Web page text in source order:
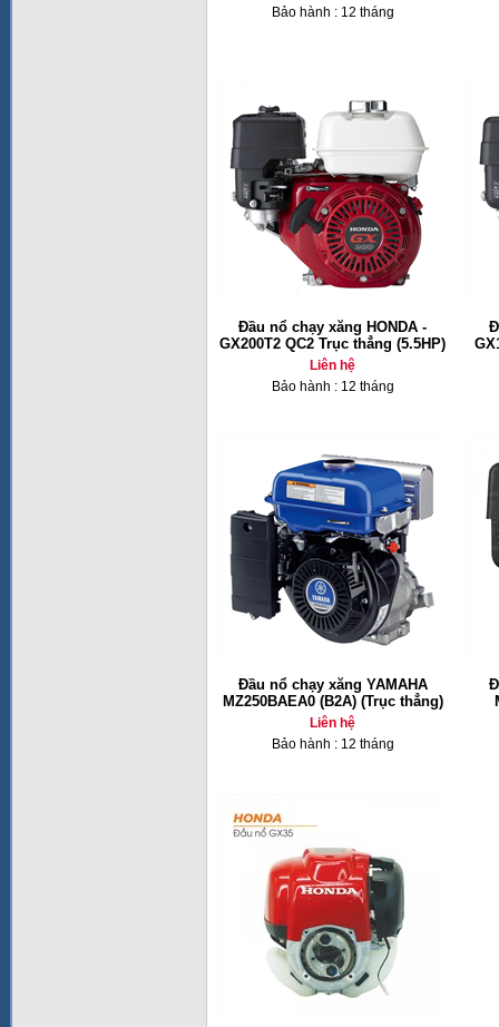
Bảo hành : 12 tháng
Đầu nổ chạy xăng HONDA -
GX200T2 QC2 Trục thẳng (5.5HP)
Liên hệ
Bảo hành : 12 tháng
Đầu nổ chạy xăng YAMAHA
MZ250BAEA0 (B2A) (Trục thẳng)
Liên hệ
Bảo hành : 12 tháng